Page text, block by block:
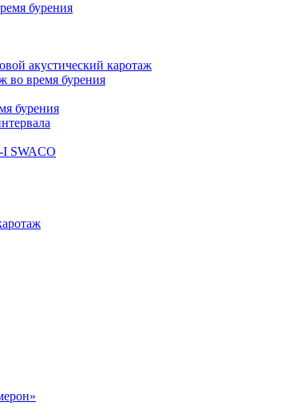
бурения
акустический каротаж
во время бурения
бурения
I SWACO